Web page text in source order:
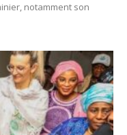
notamment son